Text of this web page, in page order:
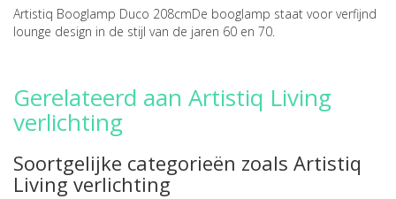
Artistiq Booglamp Duco 208cmDe booglamp staat voor verfijnd
lounge design in de stijl van de jaren 60 en 70.
Gerelateerd aan Artistiq Living
verlichting
Soortgelijke categorieën zoals Artistiq
Living verlichting